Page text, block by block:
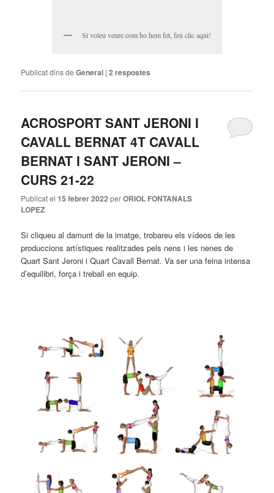
Si voleu veure com ho hem fet, feu clic aqui!
Publicat dins de General |2 respostes
ACROSPORT SANT JERONI I
CAVALL BERNAT 4T CAVALL
BERNAT I SANT JERONI –
CURS 21-22
Publicat el15 febrer 2022 perORIOL FONTANALS
LOPEZ
Si cliqueu al damunt de la imatge, trobareu els vídeos de les
produccions artístiques realitzades pels nens i les nenes de
Quart Sant Jeroni i Quart Cavall Bernat. Va ser una feina intensa
d’equilibri, força i treball en equip.